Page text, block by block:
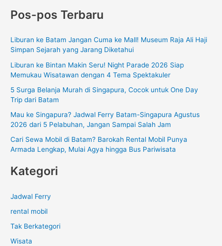
r
u
n
t
Pos-pos Terbaru
Liburan ke Batam Jangan Cuma ke Mall! Museum Raja Ali Haji
Simpan Sejarah yang Jarang Diketahui
Liburan ke Bintan Makin Seru! Night Parade 2026 Siap
Memukau Wisatawan dengan 4 Tema Spektakuler
5 Surga Belanja Murah di Singapura, Cocok untuk One Day
Trip dari Batam
Mau ke Singapura? Jadwal Ferry Batam-Singapura Agustus
2026 dari 5 Pelabuhan, Jangan Sampai Salah Jam
Cari Sewa Mobil di Batam? Barokah Rental Mobil Punya
Armada Lengkap, Mulai Agya hingga Bus Pariwisata
Kategori
Jadwal Ferry
rental mobil
Tak Berkategori
Wisata